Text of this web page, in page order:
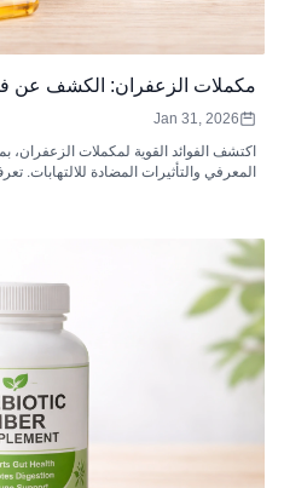
مكملات الزعفران: الكشف عن
Jan 31, 2026
اكتشف الفوائد القوية لمكملات
المعرفي والتأثيرات المضادة للالتهابات.